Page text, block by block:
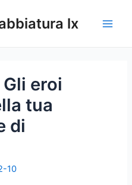
lx
eroi
tua
di
10